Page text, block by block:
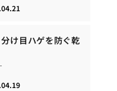
け目ハゲを防ぐ乾